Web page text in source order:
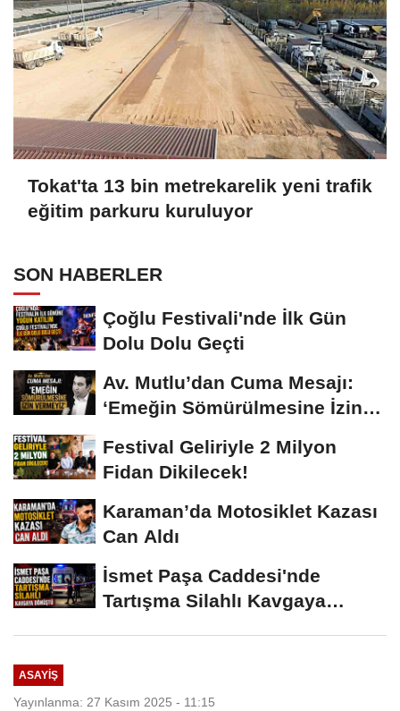
Tokat'ta 13 bin metrekarelik yeni trafik
eğitim parkuru kuruluyor
SON HABERLER
Çoğlu Festivali'nde İlk Gün
Dolu Dolu Geçti
Av. Mutlu’dan Cuma Mesajı:
‘Emeğin Sömürülmesine İzin
Festival Geliriyle 2 Milyon
Fidan Dikilecek!
Karaman’da Motosiklet Kazası
Can Aldı
İsmet Paşa Caddesi'nde
Tartışma Silahlı Kavgaya
ASAYIŞ
Yayınlanma: 27 Kasım 2025 - 11:15